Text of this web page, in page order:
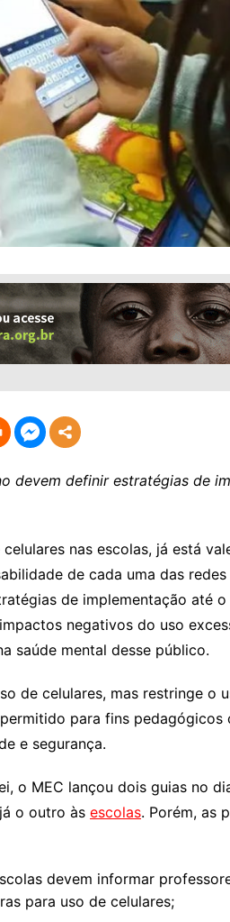
devem definir estratégias de
nas escolas, já está
de cada uma das
de implementação até
negativos do uso
saúde mental desse público.
de celulares, mas restringe o
para fins
e segurança​.
o MEC lançou dois guias no
o outro às escolas. Porém, as
devem informar
para uso de celulares​;